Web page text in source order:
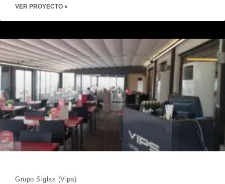
VER PROYECTO »
Grupo Siglas (Vips)